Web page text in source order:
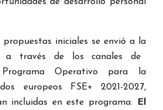
propuestas iniciales se envió a la
a través de
los canales de
Operativo para la
europeos FSE+ 2021-2027,
incluidas en este programa.
El